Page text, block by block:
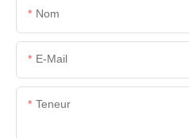
Nom
E-Mail
Teneur